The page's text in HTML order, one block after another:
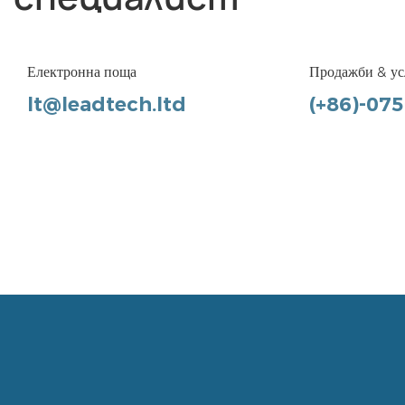
Електронна поща
lt@leadtech.ltd
Продажби &
(+86)-